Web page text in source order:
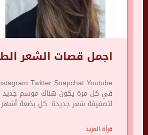
اجمل قصات الشعر
في كل مرة يكون هناك موسم جديد
لتصفيفة شعر جديدة. كل بضعة
قرأة المزيد